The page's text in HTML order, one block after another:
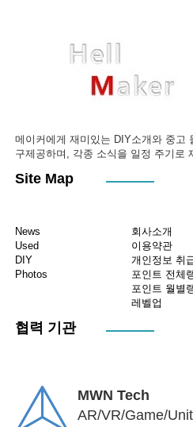
메이커에게 재미있는 DIY소개와 중고
구제공하며, 각종 소식을 일정 주기로
Site Map
News
Used
DIY
Photos
회사소개
이용약관
개인정보 취
포인트 전체
포인트 월별
레벨업
협력 기관
MWN Tech
AR/VR/Game/